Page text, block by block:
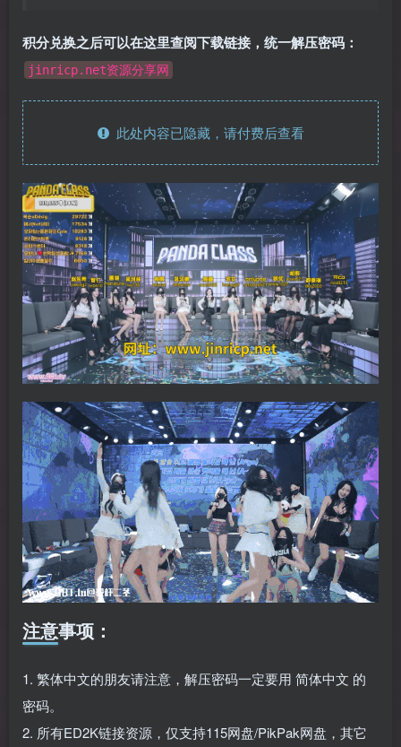
积分兑换之后可以在这里查阅下载链接，统一解压密码：
jinricp.net资源分享网
此处内容已隐藏，请付费后查看
注意事项：
1. 繁体中文的朋友请注意，解压密码一定要用 简体中文 的
密码。
2. 所有ED2K链接资源，仅支持115网盘/PikPak网盘，其它